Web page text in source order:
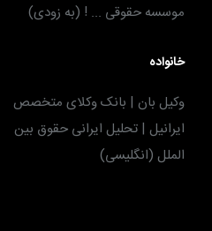
موسسه حقوقی ... ! (به زودی)
خانواده
وکیل بان | بانک وکلای متخصص
ایرانیل | تحلیل ایرانی حقوق بین
الملل (انگلیسی)